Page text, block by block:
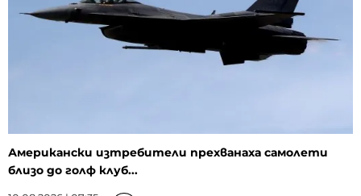
Американски изтребители прехванаха самолети
близо до голф клуб...